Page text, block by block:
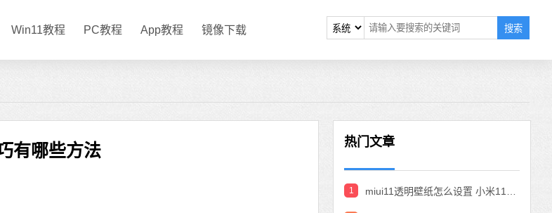
Win11教程 PC教程 App教程 镜像下载 搜索
有哪些方法 热门文章
1